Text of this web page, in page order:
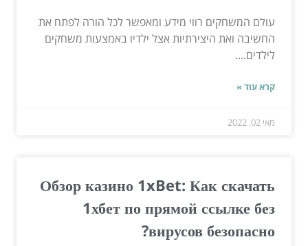
עולם המשחקים רווי מידע ומאפשר לכל הורה לפתח את
החשיבה ואת היצירתיות אצל ילדיו באמצעות משחקים
לילדים....
קרא עוד »
מאי 02, 2022
Обзор казино 1xBet: Как скачать
1хбет по прямой ссылке без
вирусов безопасно?